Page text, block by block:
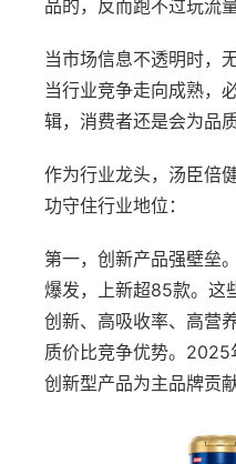
品的，反而跑不过玩流
当市场信息不透明时，
当行业竞争走向成熟，
辑，消费者还是会为品
作为行业龙头，汤臣倍
功守住行业地位：
第一，创新产品强壁垒
爆发，上新超85款。这
创新、高吸收率、高营
质价比竞争优势。
创新型产品为主品牌贡